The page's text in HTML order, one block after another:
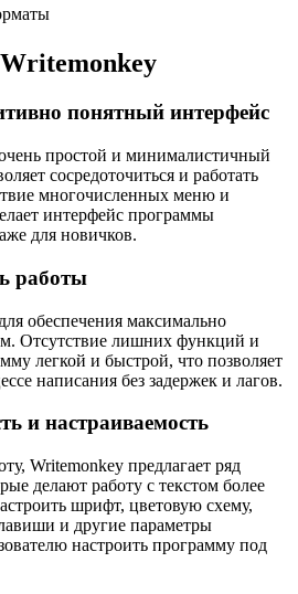
понятный интерфейс
простой и минималистичный
сосредоточиться и работать
многочисленных меню и
интерфейс программы
для новичков.
работы
обеспечения максимально
Отсутствие лишних функций и
легкой и быстрой, что позволяет
написания без задержек и лагов.
и настраиваемость
Writemonkey предлагает ряд
делают работу с текстом более
шрифт, цветовую схему,
и другие параметры
настроить программу под